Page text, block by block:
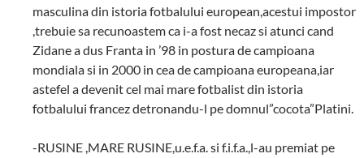
masculina din istoria fotbalului european,acestui impostor
,trebuie sa recunoastem ca i-a fost necaz si atunci cand
Zidane a dus Franta in ’98 in postura de campioana
mondiala si in 2000 in cea de campioana europeana,iar
astefel a devenit cel mai mare fotbalist din istoria
fotbalului francez detronandu-l pe domnul”cocota”Platini.
-RUSINE ,MARE RUSINE,u.e.f.a. si f.i.f.a.,l-au premiat pe